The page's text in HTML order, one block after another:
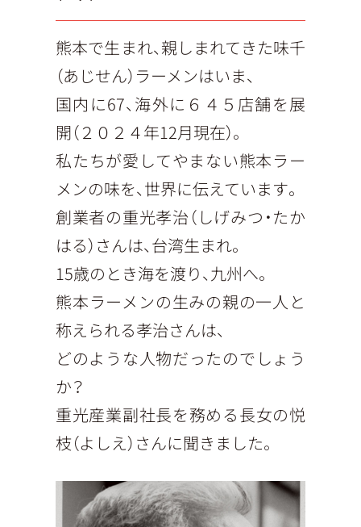
熊本で生まれ、親しまれてきた味千
（あじせん）ラーメンはいま、
国内に67、海外に６４５店舗を展
開（２０２４年12月現在）。
私たちが愛してやまない熊本ラー
メンの味を、世界に伝えています。
創業者の重光孝治（しげみつ・たか
はる）さんは、台湾生まれ。
15歳のとき海を渡り、九州へ。
熊本ラーメンの生みの親の一人と
称えられる孝治さんは、
どのような人物だったのでしょう
か？
重光産業副社長を務める長女の悦
枝（よしえ）さんに聞きました。